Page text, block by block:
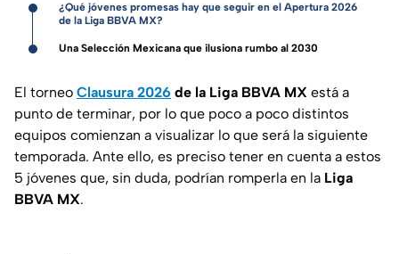
¿Qué jóvenes promesas hay que seguir en el Apertura 2026
de la Liga BBVA MX?
Una Selección Mexicana que ilusiona rumbo al 2030
El torneo Clausura 2026 de la Liga BBVA MX está a
punto de terminar, por lo que poco a poco distintos
equipos comienzan a visualizar lo que será la siguiente
temporada. Ante ello, es preciso tener en cuenta a estos
5 jóvenes que, sin duda, podrían romperla en la Liga
BBVA MX.